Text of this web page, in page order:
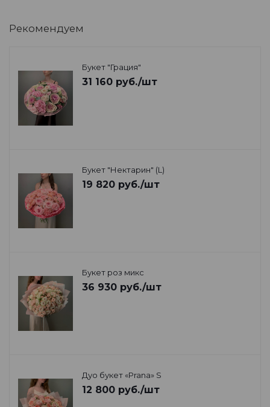
Рекомендуем
Букет "Грация"
31 160 руб./шт
Букет "Нектарин" (L)
19 820 руб./шт
Букет роз микс
36 930 руб./шт
Дуо букет «Prana» S
12 800 руб./шт